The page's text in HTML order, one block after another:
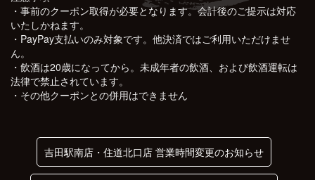
・事前のクーポン取得が必要となります。会計後のご提示は対応
いたしかねます。
・PayPay支払いのみ対象です。 他決済ではご利用いただけませ
ん。
・飲酒は20歳になってから。未成年者の飲酒、 および飲酒運転は
法律で禁止されています。
・その他クーポンとの併用はできません
吉田駅南店・住道北口店 営業時間変更のお知らせ